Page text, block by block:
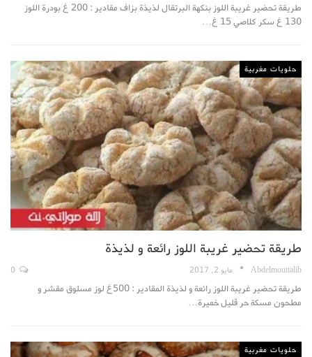
طريقة تحضير غريبة اللوز بنكهة البرتقال لذيذة بزاف مقادير : 200 غ بودرة اللوز
130 غ سكر كلاصي 15 غ…
حلويات مغربية
طريقة تحضير غريبة اللوز رائعة و لذيذة
Abdelmouttalib مايو 2, 2017
طريقة تحضير غريبة اللوز رائعة و لذيذة المقادير : 500غ لوز مسلوق مقشر و
مطحون مسكة حر قليل خميرة…
حلويات مغربية